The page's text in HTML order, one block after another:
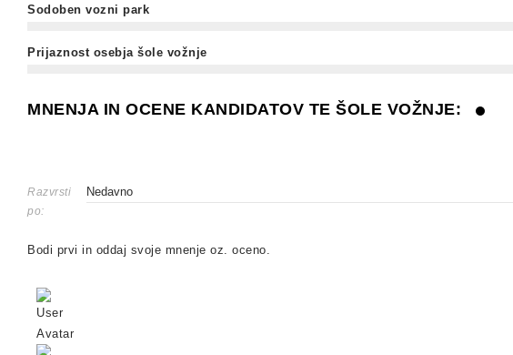
Sodoben vozni park
Prijaznost osebja šole vožnje
MNENJA IN OCENE KANDIDATOV TE ŠOLE VOŽNJE:
Razvrsti
po:
Bodi prvi in oddaj svoje mnenje oz. oceno.